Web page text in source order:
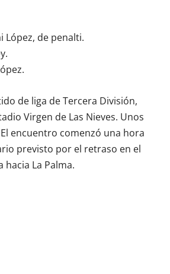
López, de penalti.
de liga de Tercera División,
Virgen de Las Nieves. Unos
encuentro comenzó una hora
previsto por el retraso en el
hacia La Palma.